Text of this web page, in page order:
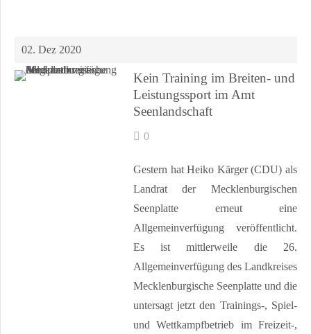
02. Dez 2020
Kein Training im Breiten- und
Leistungssport im Amt
Seenlandschaft
0
Gestern hat Heiko Kärger (CDU) als
Landrat der Mecklenburgischen
Seenplatte erneut eine
Allgemeinverfügung veröffentlicht.
Es ist mittlerweile die 26.
Allgemeinverfügung des Landkreises
Mecklenburgische Seenplatte und die
untersagt jetzt den Trainings-, Spiel-
und Wettkampfbetrieb im Freizeit-,